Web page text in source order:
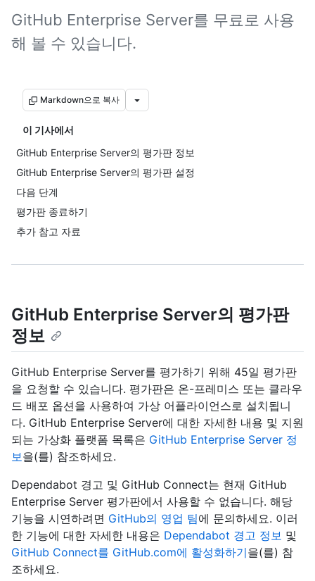
GitHub Enterprise Server를 무료로 사용
해 볼 수 있습니다.
Markdown으로 복사
이 기사에서
GitHub Enterprise Server의 평가판 정보
GitHub Enterprise Server의 평가판 설정
다음 단계
평가판 종료하기
추가 참고 자료
GitHub Enterprise Server의 평가판
정보
GitHub Enterprise Server를 평가하기 위해 45일 평가판
을 요청할 수 있습니다. 평가판은 온-프레미스 또는 클라우
드 배포 옵션을 사용하여 가상 어플라이언스로 설치됩니
다. GitHub Enterprise Server에 대한 자세한 내용 및 지원
되는 가상화 플랫폼 목록은 GitHub Enterprise Server 정
보을(를) 참조하세요.
Dependabot 경고 및 GitHub Connect는 현재 GitHub
Enterprise Server 평가판에서 사용할 수 없습니다. 해당
기능을 시연하려면 GitHub의 영업 팀에 문의하세요. 이러
한 기능에 대한 자세한 내용은 Dependabot 경고 정보 및
GitHub Connect를 GitHub.com에 활성화하기을(를) 참
조하세요.